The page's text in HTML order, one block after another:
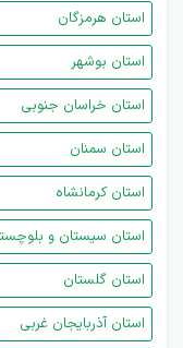
استان هرمزگان
استان بوشهر
استان خراسان جنوبی
استان سمنان
استان کرمانشاه
استان سیستان و
استان گلستان
استان آذربایجان غربی